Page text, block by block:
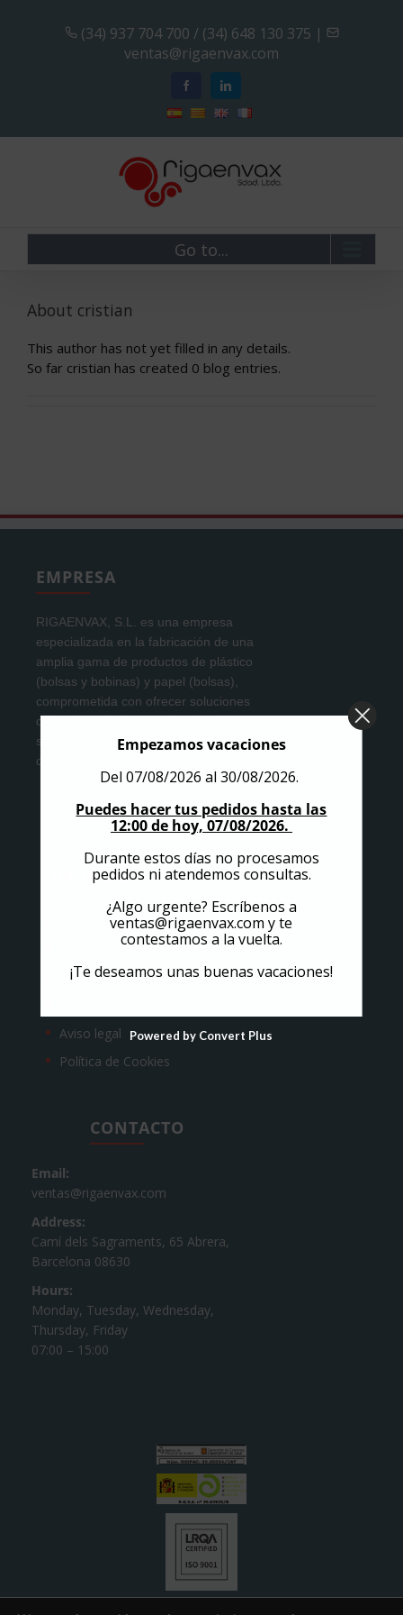
(34) 937 704 700 / (34) 648 130 375 |
ventas@rigaenvax.com
Go to...
About cristian
This author has not yet filled in any details.
So far cristian has created 0 blog entries.
EMPRESA
RIGAENVAX, S.L. es una empresa
especializada en la fabricación de una
amplia gama de productos de plástico
(bolsas y bobinas) y papel (bolsas),
comprometida con ofrecer soluciones
de embalaje de alta calidad que
satisfacen las necesidades específicas
de nuestros clientes.
NAVEGACIÓN
Productos
Certificaciones
Aviso legal
Política de Cookies
CONTACTO
Email:
ventas@rigaenvax.com
Address:
Camí dels Sagraments, 65 Abrera,
Barcelona 08630
Hours:
Monday, Tuesday, Wednesday,
Thursday, Friday
07:00 – 15:00
Empezamos vacaciones
Del 07/08/2026 al 30/08/2026.
Puedes hacer tus pedidos hasta las
12:00 de hoy, 07/08/2026.
Durante estos días no procesamos
pedidos ni atendemos consultas.
¿Algo urgente? Escríbenos a
ventas@rigaenvax.com y te
contestamos a la vuelta.
¡Te deseamos unas buenas vacaciones!
Powered by Convert Plus